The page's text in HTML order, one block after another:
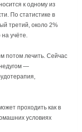
к одному из
По статистике в
третий, около 2%
учёте.
потом лечить. Сейчас
—
проходить как в
условиях